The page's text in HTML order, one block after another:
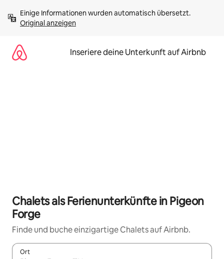
Inhalten
springenOriginal anzeigen
Inseriere deine Unterkunft auf Airbnb
Chalets als Ferienunterkünfte in Pigeon
Forge
Finde und buche einzigartige Chalets auf Airbnb.
Ort